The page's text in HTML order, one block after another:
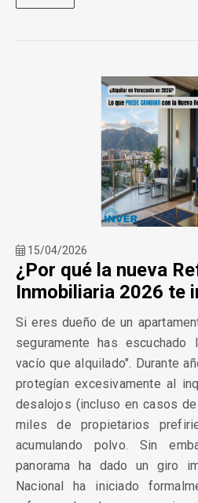
15/04/2026
¿Por qué la nueva
Inmobiliaria 2026 te
Si eres dueño de un
seguramente has
vacío que alquilado". Durante
protegían excesivamente al
desalojos (incluso en casos
miles de propietarios
acumulando polvo. Sin
panorama ha dado un giro
Nacional ha iniciado